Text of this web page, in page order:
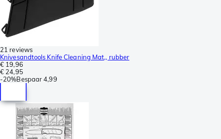
21 reviews
Knivesandtools Knife Cleaning Mat,, rubber
€ 19,96
€ 24,95
-20%Bespaar 4,99